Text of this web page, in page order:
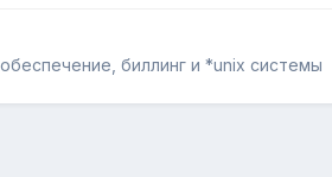
биллинг и *unix системы